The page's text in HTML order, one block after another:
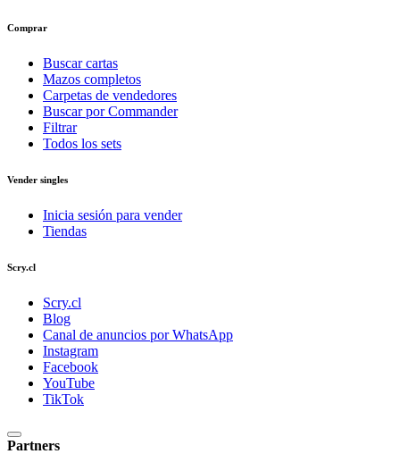
Comprar
Buscar cartas
Mazos completos
Carpetas de vendedores
Buscar por Commander
Filtrar
Todos los sets
Vender singles
Inicia sesión para vender
Tiendas
Scry.cl
Scry.cl
Blog
Canal de anuncios por WhatsApp
Instagram
Facebook
YouTube
TikTok
Partners